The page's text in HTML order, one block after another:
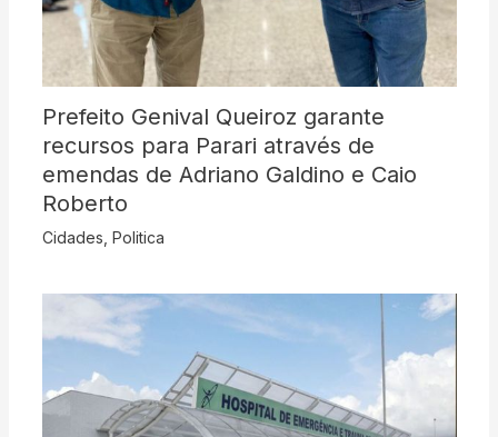
Prefeito Genival Queiroz garante
recursos para Parari através de
emendas de Adriano Galdino e Caio
Roberto
Cidades Politica